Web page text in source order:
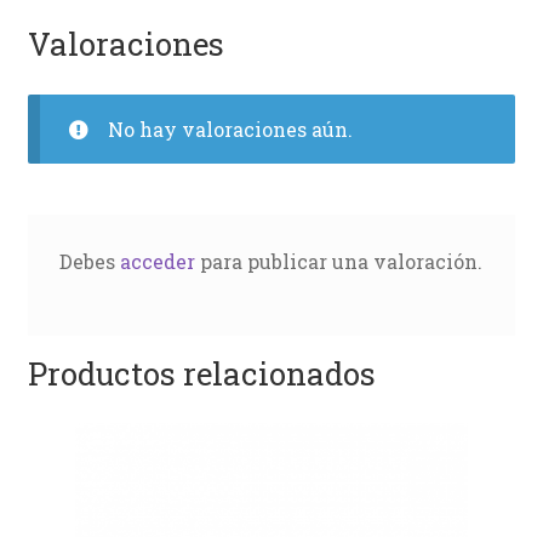
Valoraciones
No hay valoraciones aún.
Debes accederpara publicar una valoración.
Productos relacionados